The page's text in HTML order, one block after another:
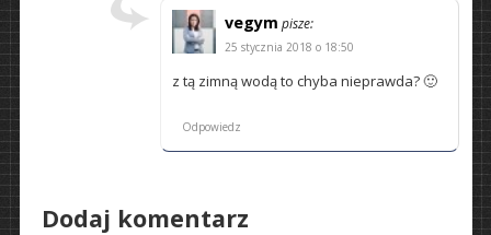
vegym pisze:
25 stycznia 2018 o 18:50
z tą zimną wodą to chyba nieprawda? 🙂
Odpowiedz
Dodaj komentarz